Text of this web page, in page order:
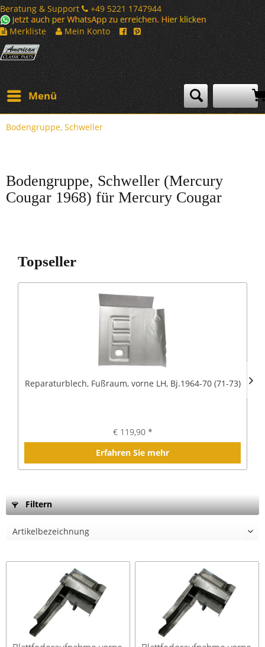
Beratung & Support
+49 5221 1747944
Merkliste
Mein Konto
Menü
Bodengruppe, Schweller
Bodengruppe, Schweller (Mercury
Cougar 1968) für Mercury Cougar
Topseller
Reparaturblech, Fußraum, vorne LH, Bj.1964-70 (71-73)
€ 119,90 *
Erfahren Sie mehr
Filtern